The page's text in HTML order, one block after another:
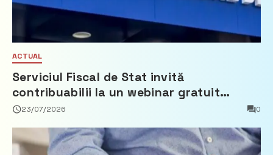
ACTUAL
Serviciul Fiscal de Stat invită
contribuabilii la un webinar gratuit
privind calculul impozitului pe bunurile
23/07/2026 0